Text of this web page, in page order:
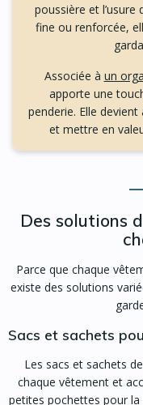
poussière et
fine ou renforcée,
Associée à un
apporte une
penderie. Elle
et mettre en
Des solutions
Parce que chaque
existe des solutions
Sacs et sachets
Les sacs et sachets
chaque vêtement et
petites pochettes pour la